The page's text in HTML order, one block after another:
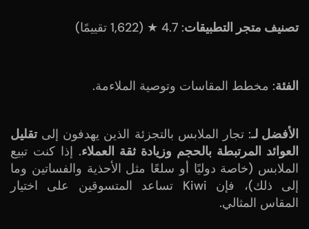
تصنيف متجر التطبيقات: 4.7 ★ (1,622 تقييمًا)
الفئة: مخطط المقاسات وتوصية الملاءمة.
الأفضل لـ: تجار الملابس بالتجزئة الذين يهدفون إلى تقليل
العوائد المرتبطة بالحجم وزيادة ثقة العملاء. إذا كنت تبيع
الملابس (خاصة دوليًا أو سلعًا مثل الأحذية والفساتين وما
إلى ذلك)، فإن Kiwi تساعد المتسوقين على اختيار
المقاس المثالي.